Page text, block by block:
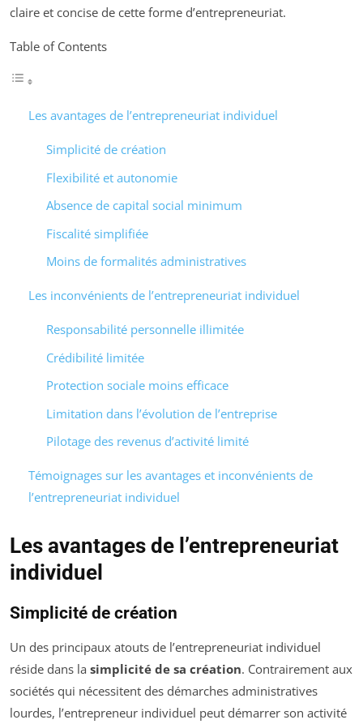
claire et concise de cette forme d’entrepreneuriat.
Table of Contents
Les avantages de l’entrepreneuriat individuel
Simplicité de création
Flexibilité et autonomie
Absence de capital social minimum
Fiscalité simplifiée
Moins de formalités administratives
Les inconvénients de l’entrepreneuriat individuel
Responsabilité personnelle illimitée
Crédibilité limitée
Protection sociale moins efficace
Limitation dans l’évolution de l’entreprise
Pilotage des revenus d’activité limité
Témoignages sur les avantages et inconvénients de
l’entrepreneuriat individuel
Les avantages de l’entrepreneuriat
individuel
Simplicité de création
Un des principaux atouts de l’entrepreneuriat individuel
réside dans la simplicité de sa création. Contrairement aux
sociétés qui nécessitent des démarches administratives
lourdes, l’entrepreneur individuel peut démarrer son activité